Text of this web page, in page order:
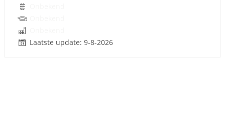
Laatste update: 9-8-2026